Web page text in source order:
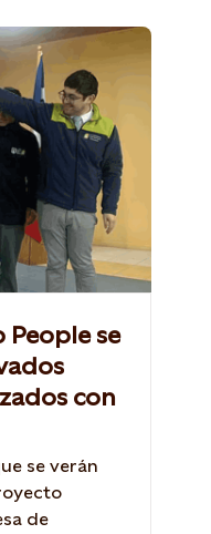
People se
con
se verán
de